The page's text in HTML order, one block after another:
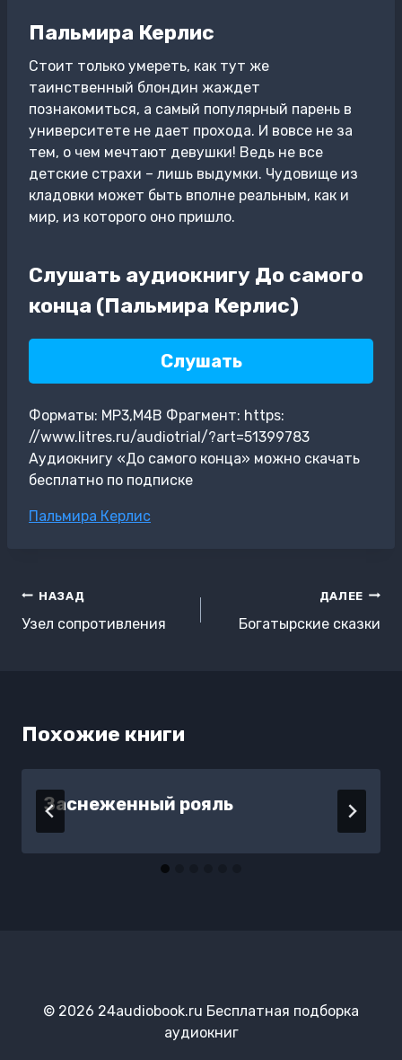
Пальмира Керлис
Стоит только умереть, как тут же
таинственный блондин жаждет
познакомиться, а самый популярный парень в
университете не дает прохода. И вовсе не за
тем, о чем мечтают девушки! Ведь не все
детские страхи – лишь выдумки. Чудовище из
кладовки может быть вполне реальным, как и
мир, из которого оно пришло.
Слушать аудиокнигу До самого
конца (Пальмира Керлис)
Слушать
Форматы: MP3,M4B Фрагмент: https:
//www.litres.ru/audiotrial/?art=51399783
Аудиокнигу «До самого конца» можно скачать
бесплатно по подписке
Метки
Пальмира Керлис
Навигация
по
НАЗАД
Узел сопротивления
ДАЛЕЕ
Богатырские сказки
Похожие книги
Заснеженный рояль
© 2026 24audiobook.ru Бесплатная подборка
аудиокниг